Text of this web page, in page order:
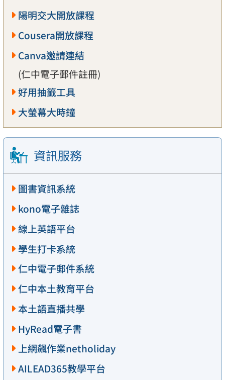
陽明交大開放課程
Cousera開放課程
Canva邀請連結
(仁中電子郵件註冊)
好用抽籤工具
大螢幕大時鐘
資訊服務
圖書資訊系統
kono電子雜誌
線上英語平台
學生打卡系統
仁中電子郵件系統
仁中本土教育平台
本土語直播共學
HyRead電子書
上網飆作業netholiday
AILEAD365教學平台